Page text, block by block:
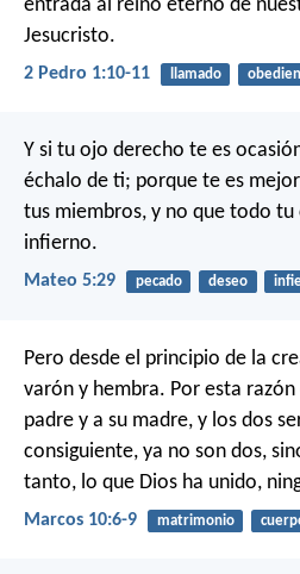
entrada al reino eterno de
Jesucristo.
2 Pedro 1:10-11 llamado
Y si tu ojo derecho te es
échalo de ti; porque te es
tus miembros, y no que todo
infierno.
Mateo 5:29 pecado deseo
Pero desde el principio de la
varón y hembra. Por esta
padre y a su madre, y los dos
consiguiente, ya no son dos,
tanto, lo que Dios ha unido,
Marcos 10:6-9 matrimonio